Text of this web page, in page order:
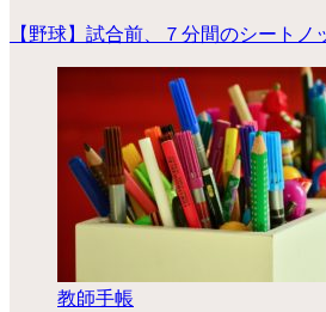
【野球】試合前、７分間のシートノ
教師手帳